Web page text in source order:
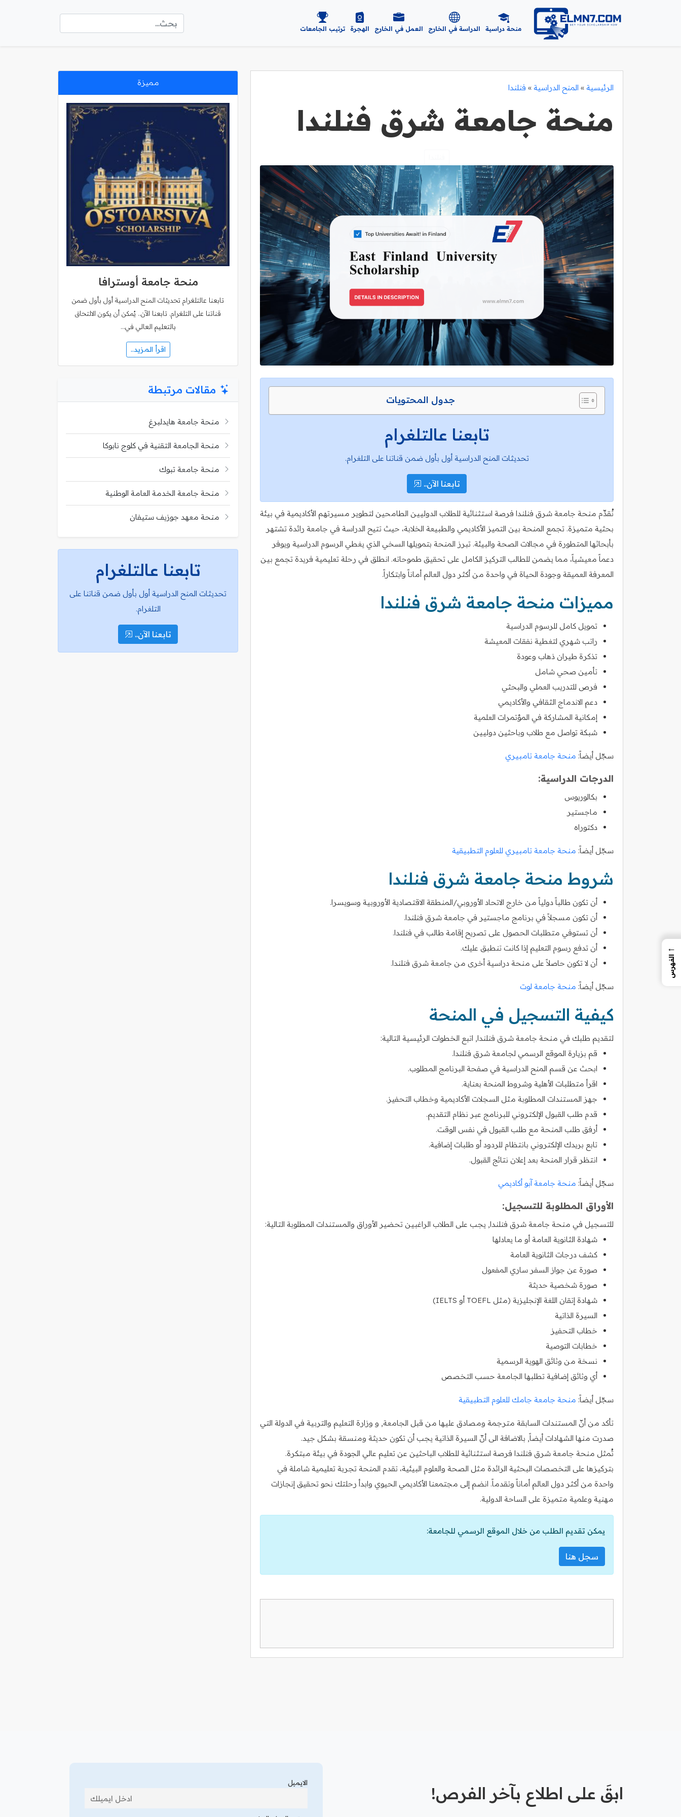
منحة دراسية الدراسة في الخارج العمل في الخارج الهجرة ترتيب الجامعات
الرئيسية » المنح الدراسية » فنلندا
منحة جامعة شرق فنلندا
جدول المحتويات
تابعنا عالتلغرام
تحديثات المنح الدراسية أول بأول ضمن قناتنا على التلغرام.
تابعنا الآن..
تُقدِّم منحة جامعة شرق فنلندا فرصة استثنائية للطلاب الدوليين الطامحين لتطوير مسيرتهم الأكاديمية في بيئة
بحثية متميزة. تجمع المنحة بين التميز الأكاديمي والطبيعة الخلابة، حيث تتيح الدراسة في جامعة رائدة تشتهر
بأبحاثها المتطورة في مجالات الصحة والبيئة. تبرز المنحة بتمويلها السخي الذي يغطي الرسوم الدراسية ويوفر
دعماً معيشياً، مما يضمن للطالب التركيز الكامل على تحقيق طموحاته. انطلق في رحلة تعليمية فريدة تجمع بين
المعرفة العميقة وجودة الحياة في واحدة من أكثر دول العالم أماناً وابتكاراً.
مميزات منحة جامعة شرق فنلندا
تمويل كامل للرسوم الدراسية
راتب شهري لتغطية نفقات المعيشة
تذكرة طيران ذهاب وعودة
تأمين صحي شامل
فرص للتدريب العملي والبحثي
دعم الاندماج الثقافي والأكاديمي
إمكانية المشاركة في المؤتمرات العلمية
شبكة تواصل مع طلاب وباحثين دوليين
سجّل أيضاً: منحة جامعة تامبيري
الدرجات الدراسية:
بكالوريوس
ماجستير
دكتوراه
سجّل أيضاً: منحة جامعة تامبيري للعلوم التطبيقية
شروط منحة جامعة شرق فنلندا
أن تكون طالباً دولياً من خارج الاتحاد الأوروبي/المنطقة الاقتصادية الأوروبية وسويسرا.
أن تكون مسجلاً في برنامج ماجستير في جامعة شرق فنلندا.
أن تستوفي متطلبات الحصول على تصريح إقامة طالب في فنلندا.
أن تدفع رسوم التعليم إذا كانت تنطبق عليك.
أن لا تكون حاصلاً على منحة دراسية أخرى من جامعة شرق فنلندا.
سجّل أيضاً: منحة جامعة لوت
كيفية التسجيل في المنحة
لتقديم طلبك في منحة جامعة شرق فنلندا, اتبع الخطوات الرئيسية التالية:
قم بزيارة الموقع الرسمي لجامعة شرق فنلندا.
ابحث عن قسم المنح الدراسية في صفحة البرنامج المطلوب.
اقرأ متطلبات الأهلية وشروط المنحة بعناية.
جهز المستندات المطلوبة مثل السجلات الأكاديمية وخطاب التحفيز.
قدم طلب القبول الإلكتروني للبرنامج عبر نظام التقديم.
أرفق طلب المنحة مع طلب القبول في نفس الوقت.
تابع بريدك الإلكتروني بانتظام للردود أو طلبات إضافية.
انتظر قرار المنحة بعد إعلان نتائج القبول.
سجّل أيضاً: منحة جامعة آبو أكاديمي
الأوراق المطلوبة للتسجيل:
للتسجيل في منحة جامعة شرق فنلندا, يجب على الطلاب الراغبين تحضير الأوراق والمستندات المطلوبة التالية:
شهادة الثانوية العامة أو ما يعادلها
كشف درجات الثانوية العامة
صورة عن جواز السفر ساري المفعول
صورة شخصية حديثة
شهادة إتقان اللغة الإنجليزية (مثل TOEFL أو IELTS)
السيرة الذاتية
خطاب التحفيز
خطابات التوصية
نسخة من وثائق الهوية الرسمية
أي وثائق إضافية تطلبها الجامعة حسب التخصص
سجّل أيضاً: منحة جامعة جامك للعلوم التطبيقية
تأكد من أنّ المستندات السابقة مترجمة ومصادق عليها من قبل الجامعة, و وزارة التعليم والتربية في الدولة التي
صدرت منها الشهادات أيضاً, بالاضافة الى أنّ السيرة الذاتية يجب أن تكون حديثة ومنسقة بشكل جيد.
تُمثل منحة جامعة شرق فنلندا فرصة استثنائية للطلاب الباحثين عن تعليم عالي الجودة في بيئة مبتكرة.
بتركيزها على التخصصات البحثية الرائدة مثل الصحة والعلوم البيئية، تقدم المنحة تجربة تعليمية شاملة في
واحدة من أكثر دول العالم أماناً وتقدماً. انضم إلى مجتمعنا الأكاديمي الحيوي وابدأ رحلتك نحو تحقيق إنجازات
مهنية وعلمية متميزة على الساحة الدولية.
يمكن تقديم الطلب من خلال الموقع الرسمي للجامعة:
سجل هنا
مميزة
منحة جامعة أوسترافا
تابعنا عالتلغرام تحديثات المنح الدراسية أول بأول ضمن
قناتنا على التلغرام. تابعنا الآن.. يُمكن أن يكون الالتحاق
بالتعليم العالي في…
اقرأ المزيد..
مقالات مرتبطة
منحة جامعة هايدلبرغ
منحة الجامعة التقنية في كلوج نابوكا
منحة جامعة تبوك
منحة جامعة الخدمة العامة الوطنية
منحة معهد جوزيف ستيفان
تابعنا عالتلغرام
تحديثات المنح الدراسية أول بأول ضمن قناتنا على
التلغرام.
تابعنا الآن..
ابقَ على اطلاع بآخر الفرص!
الايميل
←
الفهرس